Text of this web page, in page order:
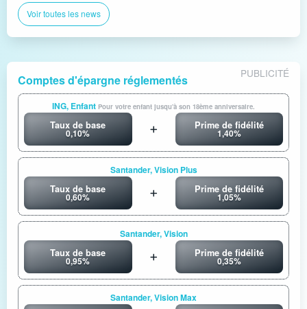
Voir toutes les news
Comptes d'épargne réglementés PUBLICITÉ
ING, Enfant Pour votre enfant jusqu'à son 18ème anniversaire.
Taux de base
0,10%
Prime de fidélité
1,40%
Santander, Vision Plus
Taux de base
0,60%
Prime de fidélité
1,05%
Santander, Vision
Taux de base
0,95%
Prime de fidélité
0,35%
Santander, Vision Max